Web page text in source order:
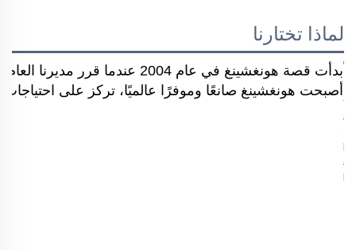
لماذا تختارنا
بدأت قصة هونغشينغ في عام
أصبحت هونغشينغ صانعًا وموفرًا عالميًا، تركز على احتياجات